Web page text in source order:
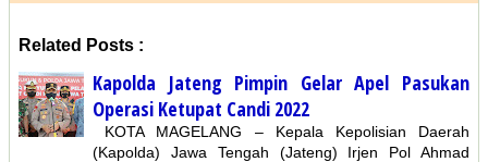
Related Posts :
Kapolda Jateng Pimpin Gelar Apel Pasukan
Operasi Ketupat Candi 2022
KOTA MAGELANG – Kepala Kepolisian Daerah
(Kapolda) Jawa Tengah (Jateng) Irjen Pol Ahmad